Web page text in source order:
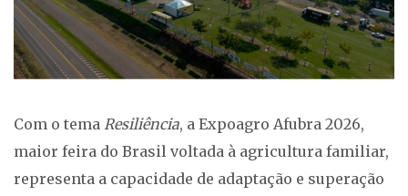
Com o tema Resiliência, a Expoagro Afubra 2026,
maior feira do Brasil voltada à agricultura familiar,
representa a capacidade de adaptação e superação